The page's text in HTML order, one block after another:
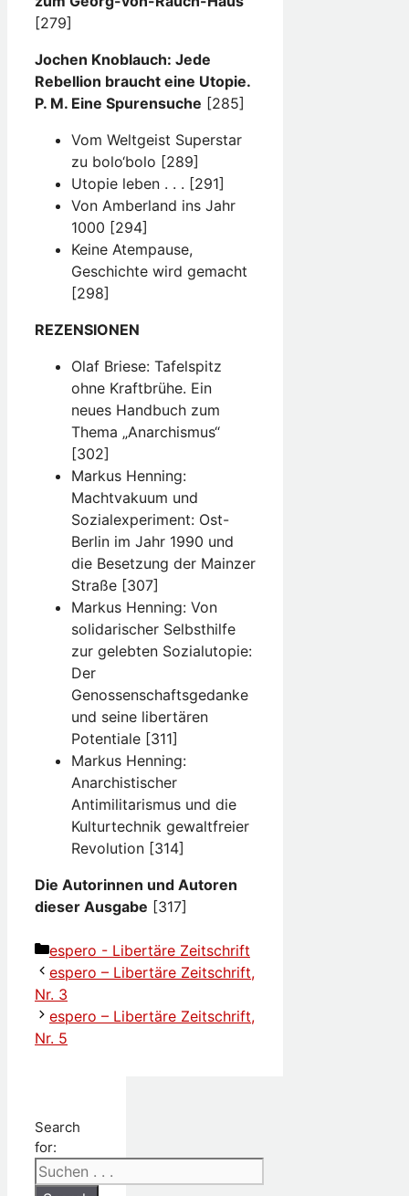
[279]
Jochen Knoblauch: Jede
Rebellion braucht eine Utopie.
P. M. Eine Spurensuche [285]
Vom Weltgeist Superstar
zu bolo‘bolo [289]
Utopie leben . . . [291]
Von Amberland ins Jahr
1000 [294]
Keine Atempause,
Geschichte wird gemacht
[298]
REZENSIONEN
Olaf Briese: Tafelspitz
ohne Kraftbrühe. Ein
neues Handbuch zum
Thema „Anarchismus“
[302]
Markus Henning:
Machtvakuum und
Sozialexperiment: Ost-
Berlin im Jahr 1990 und
die Besetzung der Mainzer
Straße [307]
Markus Henning: Von
solidarischer Selbsthilfe
zur gelebten Sozialutopie:
Der
Genossenschaftsgedanke
und seine libertären
Potentiale [311]
Markus Henning:
Anarchistischer
Antimilitarismus und die
Kulturtechnik gewaltfreier
Revolution [314]
Die Autorinnen und Autoren
dieser Ausgabe [317]
Kategorien
espero - Libertäre Zeitschrift
espero – Libertäre Zeitschrift,
Nr. 3
espero – Libertäre Zeitschrift,
Nr. 5
Search
for: